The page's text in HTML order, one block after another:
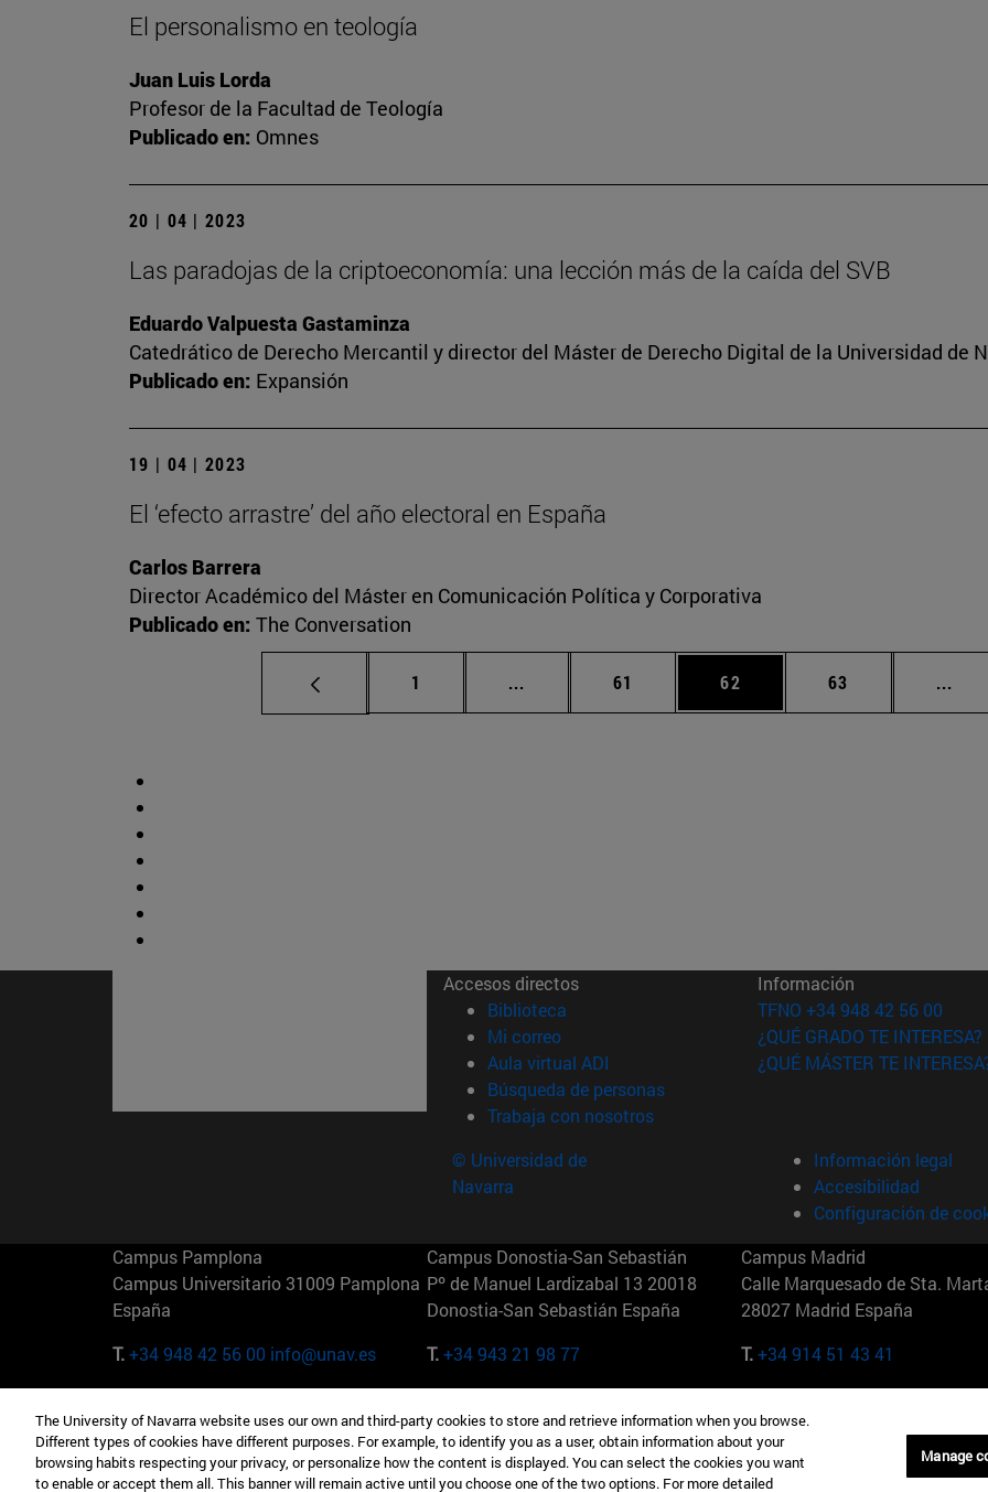
El personalismo en teología
Juan Luis Lorda
Profesor de la Facultad de Teología
Publicado en: Omnes
20 | 04 | 2023
Las paradojas de la criptoeconomía: una lección más de la caída del SVB
Eduardo Valpuesta Gastaminza
Catedrático de Derecho Mercantil y director del Máster de Derecho Digital de la Universidad de
Publicado en: Expansión
19 | 04 | 2023
El ‘efecto arrastre’ del año electoral en España
Carlos Barrera
Director Académico del Máster en Comunicación Política y Corporativa
Publicado en: The Conversation
Página
1 ... Páginas intermedias Use TAB para desplazarse.
Página
61 Página
62 Página
63 ...
Accesos directos
Biblioteca (abre en nueva ventana)
Mi correo(abre en nueva ventana)
Aula virtual ADI (abre en nueva ventana)
Búsqueda de personas(abre en nueva ventana)
Trabaja con nosotros(abre en nueva ventana)
Información
TFNO +34 948 42 56 00
¿QUÉ GRADO TE INTERESA?
¿QUÉ MÁSTER TE
© Universidad de
Navarra
Información legal
Accesibilidad
Configuración de
Campus Pamplona
Campus Universitario 31009 Pamplona
España
T.+34 948 42 56 00 info@unav.es
Campus Donostia-San Sebastián
Pº de Manuel Lardizabal 13 20018
Donostia-San Sebastián España
T.+34 943 21 98 77
Campus Madrid
Calle Marquesado de Sta.
28027 Madrid España
T.+34 914 51 43 41
Camino del Cerro Águila 3 28023
Madrid España
165 W 57th St 10019-2201 Nueva York
EE.UU
Maria-Theresia-Straße 15 81675
Múnich Alemania
The University of Navarra website uses our own and third-party cookies to store and retrieve information when you browse.
Different types of cookies have different purposes. For example, to identify you as a user, obtain information about your
browsing habits respecting your privacy, or personalize how the content is displayed. You can select the cookies you want
to enable or accept them all. This banner will remain active until you choose one of the two options. For more detailed
Manage